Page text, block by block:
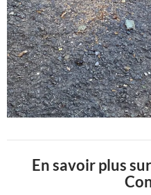
En savoir plus